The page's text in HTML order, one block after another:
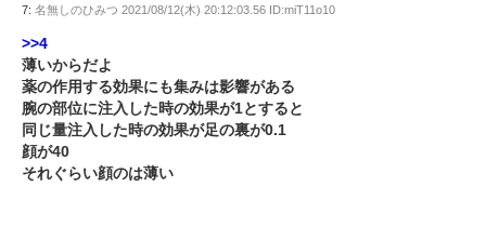
7: 名無しのひみつ 2021/08/12(木) 20:12:03.56 ID:miT11o10
>>4
薄いからだよ
薬の作用する効果にも集みは影響がある
腕の部位に注入した時の効果が1とすると
同じ量注入した時の効果が足の裏が0.1
顔が40
それぐらい顔のは薄い